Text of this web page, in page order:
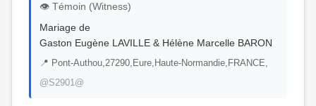
👁️ Témoin (Witness)
Mariage de
Gaston Eugène LAVILLE & Hélène Marcelle BARON
📍 Pont-Authou,27290,Eure,Haute-Normandie,FRANCE,
@S2901@